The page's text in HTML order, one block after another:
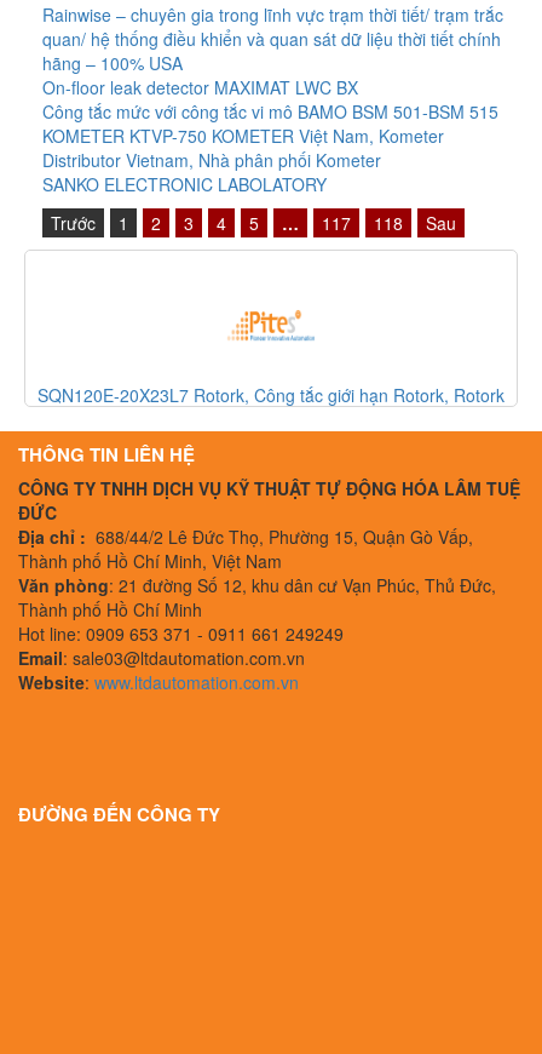
Rainwise – chuyên gia trong lĩnh vực trạm thời tiết/ trạm trắc
quan/ hệ thống điều khiển và quan sát dữ liệu thời tiết chính
hãng – 100% USA
On-floor leak detector MAXIMAT LWC BX
Công tắc mức với công tắc vi mô BAMO BSM 501-BSM 515
KOMETER KTVP-750 KOMETER Việt Nam, Kometer
Distributor Vietnam, Nhà phân phối Kometer
SANKO ELECTRONIC LABOLATORY
Trước
1 2 3 4 5 … 117 118 Sau
SQN120E-20X23L7 Rotork, Công tắc giới hạn Rotork, Rotork
THÔNG TIN LIÊN HỆ
CÔNG TY TNHH DỊCH VỤ KỸ THUẬT TỰ ĐỘNG HÓA LÂM TUỆ
ĐỨC
Địa chỉ : 688/44/2 Lê Đức Thọ, Phường 15, Quận Gò Vấp,
Thành phố Hồ Chí Minh, Việt Nam
Văn phòng: 21 đường Số 12, khu dân cư Vạn Phúc, Thủ Đức,
Thành phố Hồ Chí Minh
Hot line: 0909 653 371 - 0911 661 249249
Email: sale03@ltdautomation.com.vn
Website: www.ltdautomation.com.vn
ĐƯỜNG ĐẾN CÔNG TY